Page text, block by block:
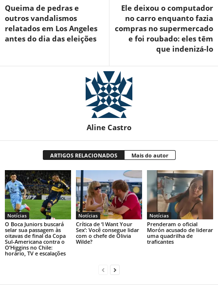
Queima de pedras e
outros vandalismos
relatados em Los Angeles
antes do dia das eleições
Ele deixou o computador
no carro enquanto fazia
compras no supermercado
e foi roubado: eles têm
que indenizá-lo
Aline Castro
ARTIGOS RELACIONADOS Mais do autor
Notícias
O Boca Juniors buscará
selar sua passagem às
oitavas de final da Copa
Sul-Americana contra o
O’Higgins no Chile:
horário, TV e escalações
Notícias
Crítica de ‘I Want Your
Sex’: Você consegue lidar
com o chefe de Olivia
Wilde?
Notícias
Prenderam o oficial
Morón acusado de liderar
uma quadrilha de
traficantes